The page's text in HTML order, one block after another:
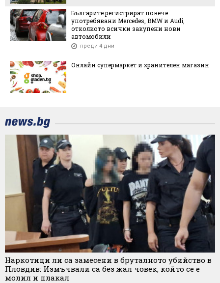
Българите регистрират повече
употребявани Mercedes, BMW и Audi,
отколкото всички закупени нови
автомобили
преди 4 дни
Онлайн супермаркет и хранителен магазин
Наркотици ли са замесени в бруталното убийство в
Пловдив: Измъчвали са без жал човек, който се е
молил и плакал